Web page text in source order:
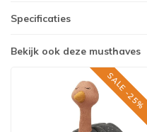
Specificaties
Bekijk ook deze musthaves
SALE -25%